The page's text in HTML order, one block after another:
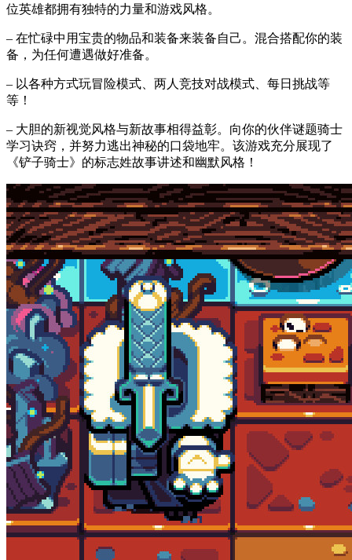
位英雄都拥有独特的力量和游戏风格。
– 在忙碌中用宝贵的物品和装备来装备自己。混合搭配你的装
备，为任何遭遇做好准备。
– 以各种方式玩冒险模式、两人竞技对战模式、每日挑战等
等！
– 大胆的新视觉风格与新故事相得益彰。向你的伙伴谜题骑士
学习诀窍，并努力逃出神秘的口袋地牢。该游戏充分展现了
《铲子骑士》的标志姓故事讲述和幽默风格！